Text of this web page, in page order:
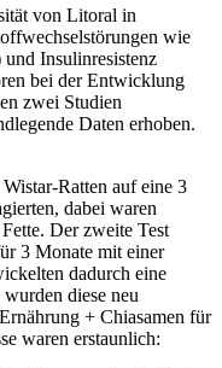
von Litoral in
wie
Insulinresistenz
bei der Entwicklung
zwei Studien
Daten erhoben.
Ratten auf eine 3
dabei waren
Der zweite Test
3 Monate mit einer
dadurch eine
diese neu
+ Chiasamen für
waren erstaunlich: